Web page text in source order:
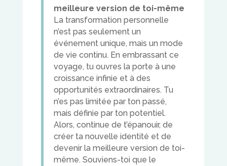
meilleure version de toi-même
La transformation personnelle
n’est pas seulement un
événement unique, mais un mode
de vie continu. En embrassant ce
voyage, tu ouvres la porte à une
croissance infinie et à des
opportunités extraordinaires. Tu
n’es pas limitée par ton passé,
mais définie par ton potentiel.
Alors, continue de t’épanouir, de
créer ta nouvelle identité et de
devenir la meilleure version de toi-
même. Souviens-toi que le